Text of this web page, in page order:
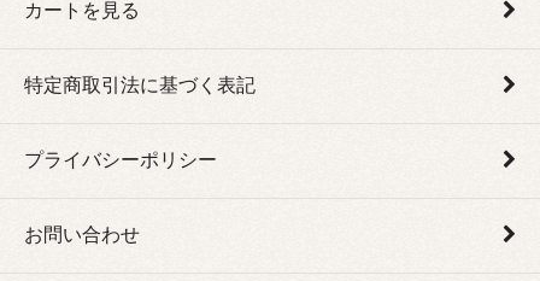
カートを見る
特定商取引法に基づく表記
プライバシーポリシー
お問い合わせ